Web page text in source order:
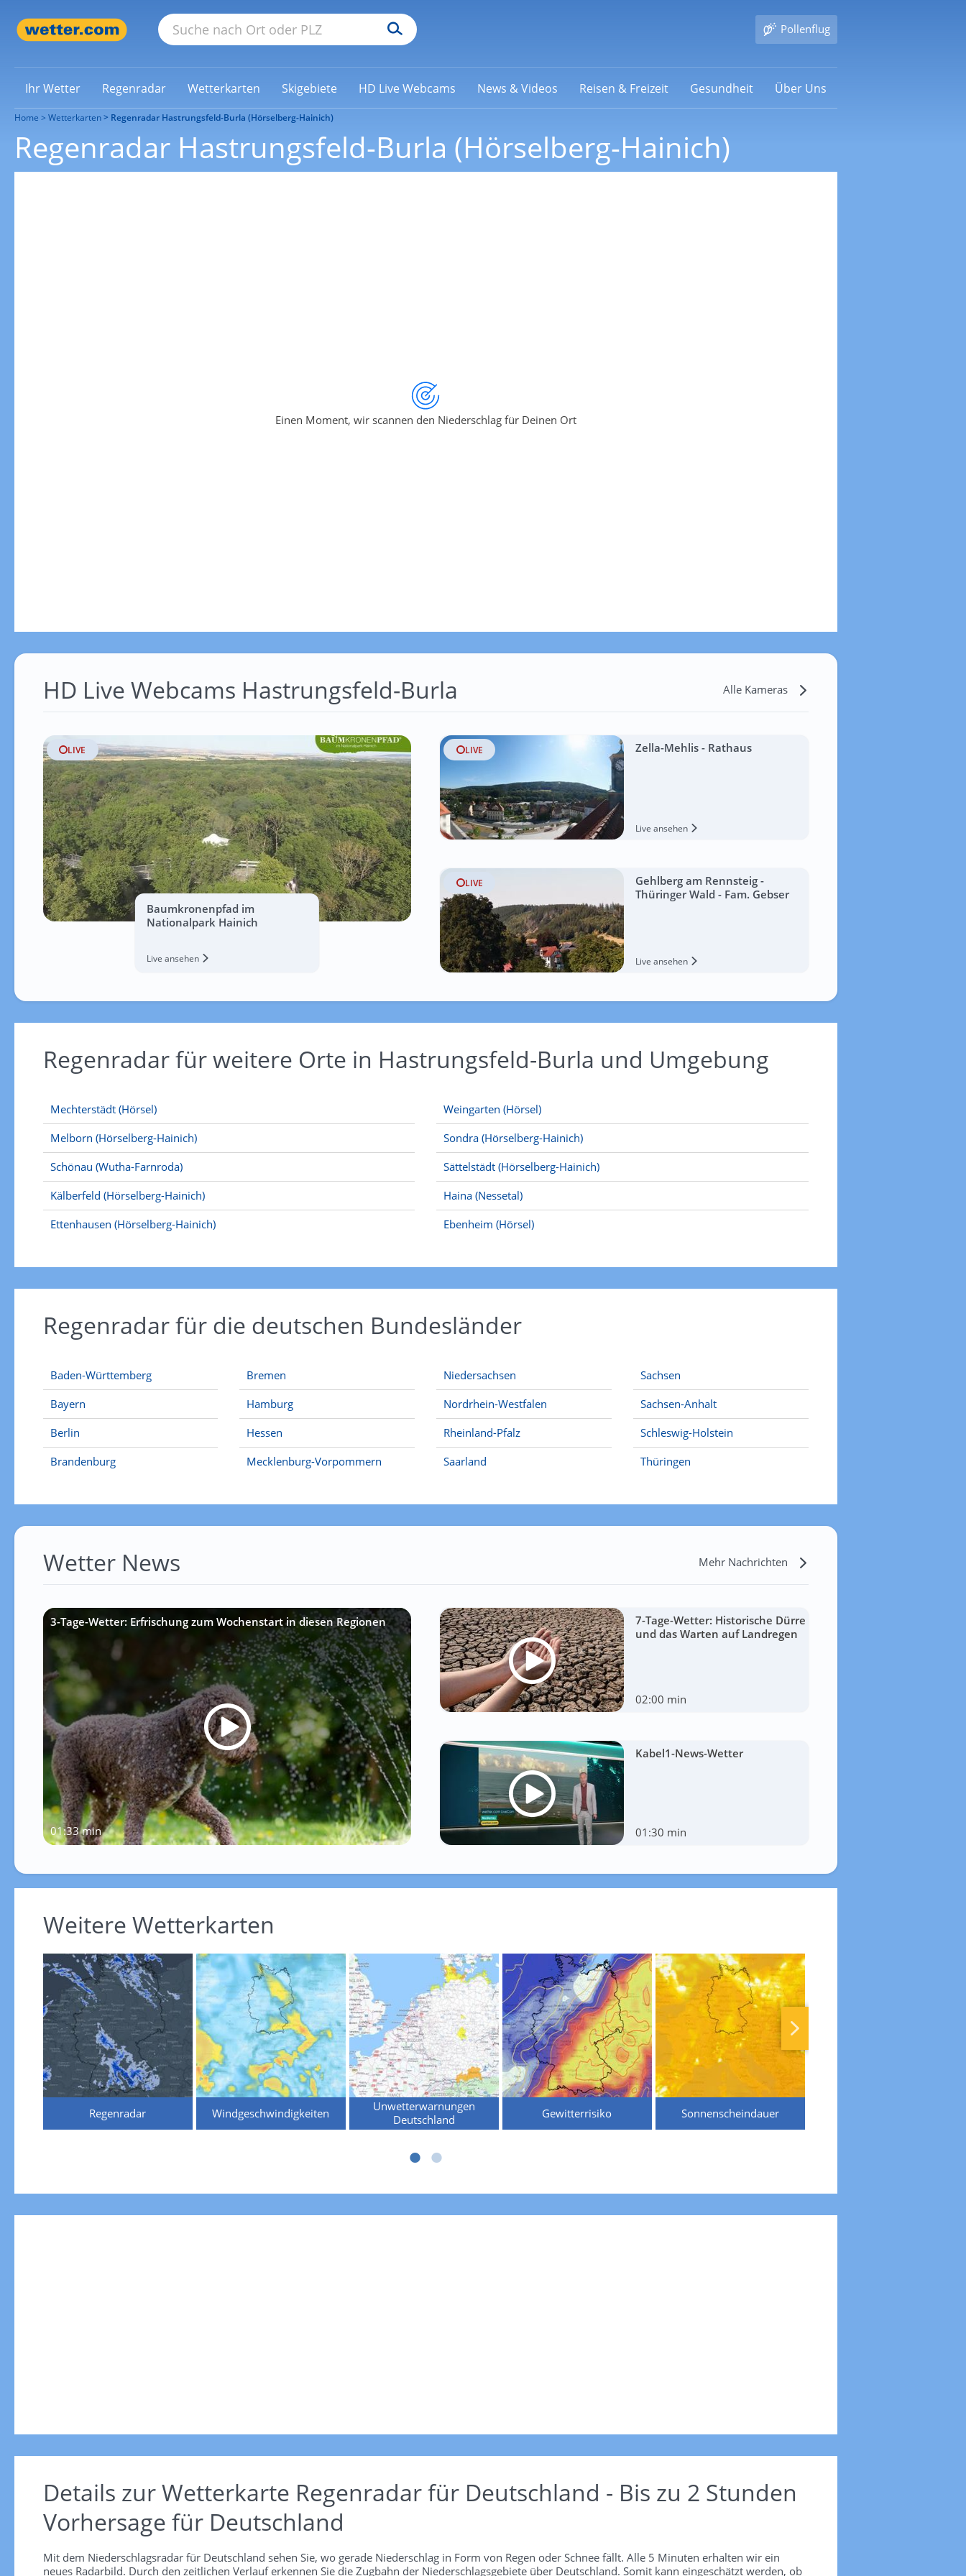
Pollenflug
Ihr Wetter Regenradar Wetterkarten Skigebiete HD Live Webcams News & Videos Reisen & Freizeit Gesundheit Über Uns
Home Wetterkarten Regenradar Hastrungsfeld-Burla (Hörselberg-Hainich)
Regenradar Hastrungsfeld-Burla (Hörselberg-Hainich)
Einen Moment, wir scannen den Niederschlag für Deinen Ort
HD Live Webcams Hastrungsfeld-Burla Alle Kameras
LIVE
Baumkronenpfad im
Nationalpark Hainich
Live ansehen
LIVE Zella-Mehlis - Rathaus
Live ansehen
LIVE
Gehlberg am Rennsteig -
Thüringer Wald - Fam. Gebser
Live ansehen
Regenradar für weitere Orte in Hastrungsfeld-Burla und Umgebung
Mechterstädt (Hörsel)
Melborn (Hörselberg-Hainich)
Schönau (Wutha-Farnroda)
Kälberfeld (Hörselberg-Hainich)
Ettenhausen (Hörselberg-Hainich)
Weingarten (Hörsel)
Sondra (Hörselberg-Hainich)
Sättelstädt (Hörselberg-Hainich)
Haina (Nessetal)
Ebenheim (Hörsel)
Regenradar für die deutschen Bundesländer
Baden-Württemberg
Bayern
Berlin
Brandenburg
Bremen
Hamburg
Hessen
Mecklenburg-Vorpommern
Niedersachsen
Nordrhein-Westfalen
Rheinland-Pfalz
Saarland
Sachsen
Sachsen-Anhalt
Schleswig-Holstein
Thüringen
Wetter News Mehr Nachrichten
3-Tage-Wetter: Erfrischung zum Wochenstart in diesen Regionen
01:33 min
7-Tage-Wetter: Historische Dürre
und das Warten auf Landregen
02:00 min
Kabel1-News-Wetter
01:30 min
Weitere Wetterkarten
Regenradar Windgeschwindigkeiten
Unwetterwarnungen
Deutschland
Gewitterrisiko Sonnenscheindauer
Details zur Wetterkarte Regenradar für Deutschland - Bis zu 2 Stunden
Vorhersage für Deutschland
Mit dem Niederschlagsradar für Deutschland sehen Sie, wo gerade Niederschlag in Form von Regen oder Schnee fällt. Alle 5 Minuten erhalten wir ein
neues Radarbild. Durch den zeitlichen Verlauf erkennen Sie die Zugbahn der Niederschlagsgebiete über Deutschland. Somit kann eingeschätzt werden, ob